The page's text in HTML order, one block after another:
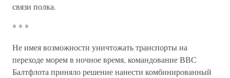
связи полка.
* * *
Не имея возможности уничтожать транспорты на
переходе морем в ночное время, командование ВВС
Балтфлота приняло решение нанести комбинированный